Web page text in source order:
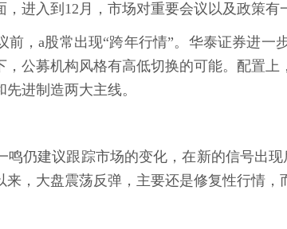
进入到12月，市场对重要会议以及政策有
前，a股常出现“跨年行情”。华泰证券进
，公募机构风格有高低切换的可能。配置
进制造两大主线。
鸣仍建议跟踪市场的变化，在新的信号出
，大盘震荡反弹，主要还是修复性行情